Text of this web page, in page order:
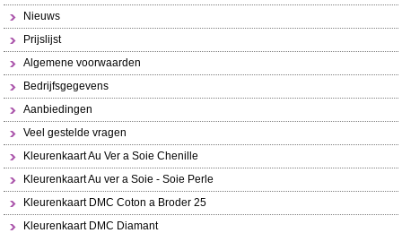
Nieuws
Prijslijst
Algemene voorwaarden
Bedrijfsgegevens
Aanbiedingen
Veel gestelde vragen
Kleurenkaart Au Ver a Soie Chenille
Kleurenkaart Au ver a Soie - Soie Perle
Kleurenkaart DMC Coton a Broder 25
Kleurenkaart DMC Diamant